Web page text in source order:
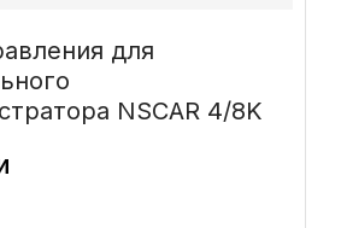
для
NSCAR 4/8K